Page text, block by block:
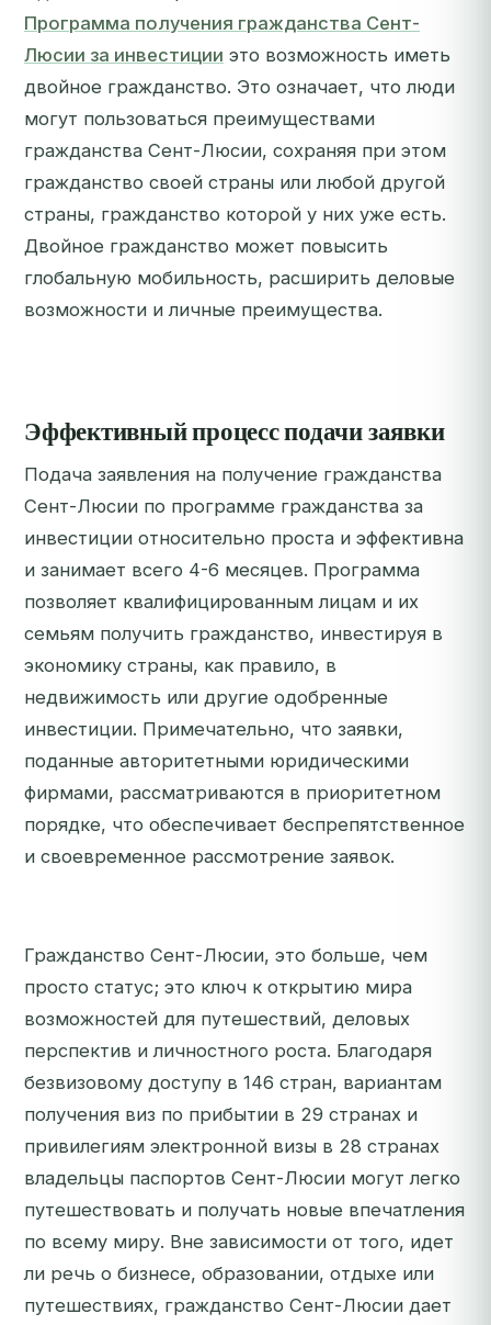
Программа получения гражданства Сент-
Люсии за инвестиции это возможность иметь
двойное гражданство. Это означает, что люди
могут пользоваться преимуществами
гражданства Сент-Люсии, сохраняя при этом
гражданство своей страны или любой другой
страны, гражданство которой у них уже есть.
Двойное гражданство может повысить
глобальную мобильность, расширить деловые
возможности и личные преимущества.
Эффективный процесс подачи заявки
Подача заявления на получение гражданства
Сент-Люсии по программе гражданства за
инвестиции относительно проста и эффективна
и занимает всего 4-6 месяцев. Программа
позволяет квалифицированным лицам и их
семьям получить гражданство, инвестируя в
экономику страны, как правило, в
недвижимость или другие одобренные
инвестиции. Примечательно, что заявки,
поданные авторитетными юридическими
фирмами, рассматриваются в приоритетном
порядке, что обеспечивает беспрепятственное
и своевременное рассмотрение заявок.
Гражданство Сент-Люсии, это больше, чем
просто статус; это ключ к открытию мира
возможностей для путешествий, деловых
перспектив и личностного роста. Благодаря
безвизовому доступу в 146 стран, вариантам
получения виз по прибытии в 29 странах и
привилегиям электронной визы в 28 странах
владельцы паспортов Сент-Люсии могут легко
путешествовать и получать новые впечатления
по всему миру. Вне зависимости от того, идет
ли речь о бизнесе, образовании, отдыхе или
путешествиях, гражданство Сент-Люсии дает